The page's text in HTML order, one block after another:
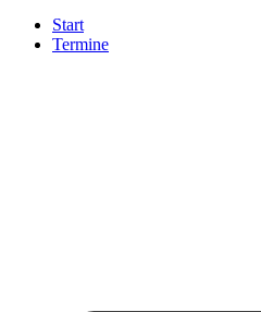
Start
Termine